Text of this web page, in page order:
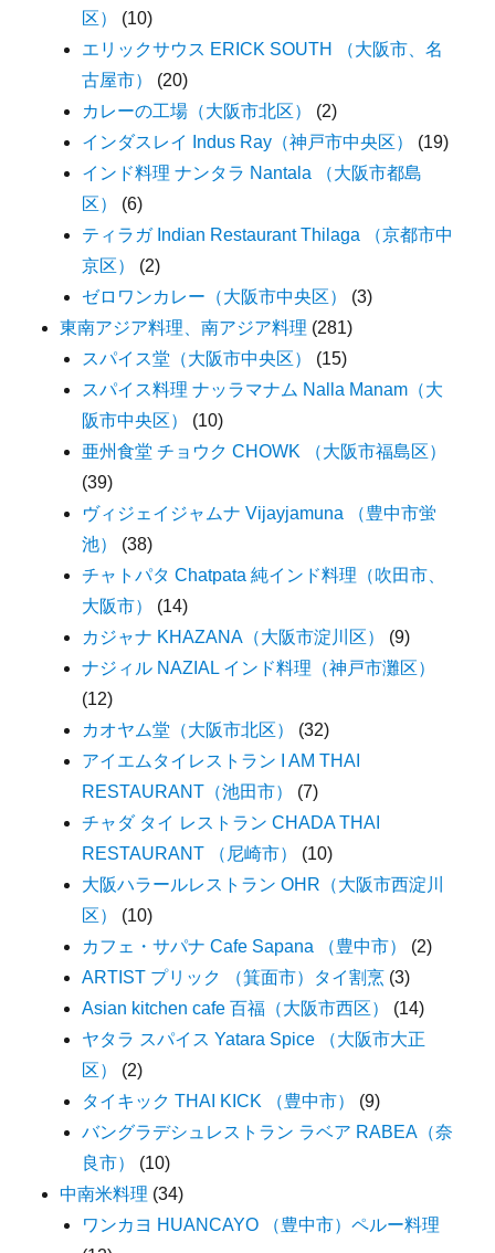
区）
(10)
エリックサウス ERICK SOUTH （大阪市、名
古屋市）
(20)
カレーの工場（大阪市北区）
(2)
インダスレイ Indus Ray（神戸市中央区）
(19)
インド料理 ナンタラ Nantala （大阪市都島
区）
(6)
ティラガ Indian Restaurant Thilaga （京都市中
京区）
(2)
ゼロワンカレー（大阪市中央区）
(3)
東南アジア料理、南アジア料理 (281)
スパイス堂（大阪市中央区）
(15)
スパイス料理 ナッラマナム Nalla Manam（大
阪市中央区）
(10)
亜州食堂 チョウク CHOWK （大阪市福島区）
(39)
ヴィジェイジャムナ Vijayjamuna （豊中市蛍
池）
(38)
チャトパタ Chatpata 純インド料理（吹田市、
大阪市）
(14)
カジャナ KHAZANA（大阪市淀川区）
(9)
ナジィル NAZIAL インド料理（神戸市灘区）
(12)
カオヤム堂（大阪市北区）
(32)
アイエムタイレストラン I AM THAI
RESTAURANT（池田市）
(7)
チャダ タイ レストラン CHADA THAI
RESTAURANT （尼崎市）
(10)
大阪ハラールレストラン OHR（大阪市西淀川
区）
(10)
カフェ・サパナ Cafe Sapana （豊中市）
(2)
ARTIST プリック （箕面市）タイ割烹 (3)
Asian kitchen cafe 百福（大阪市西区）
(14)
ヤタラ スパイス Yatara Spice （大阪市大正
区）
(2)
タイキック THAI KICK （豊中市）
(9)
バングラデシュレストラン ラベア RABEA（奈
良市）
(10)
中南米料理 (34)
ワンカヨ HUANCAYO （豊中市）ペルー料理